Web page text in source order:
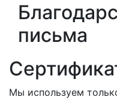
письма
Мы используем